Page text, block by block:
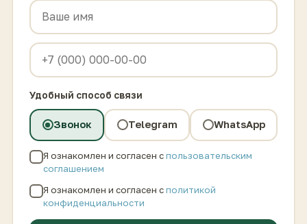
Удобный способ связи
Звонок Telegram WhatsApp
Я ознакомлен и согласен спользовательским
соглашением
Я ознакомлен и согласен сполитикой
конфиденциальности